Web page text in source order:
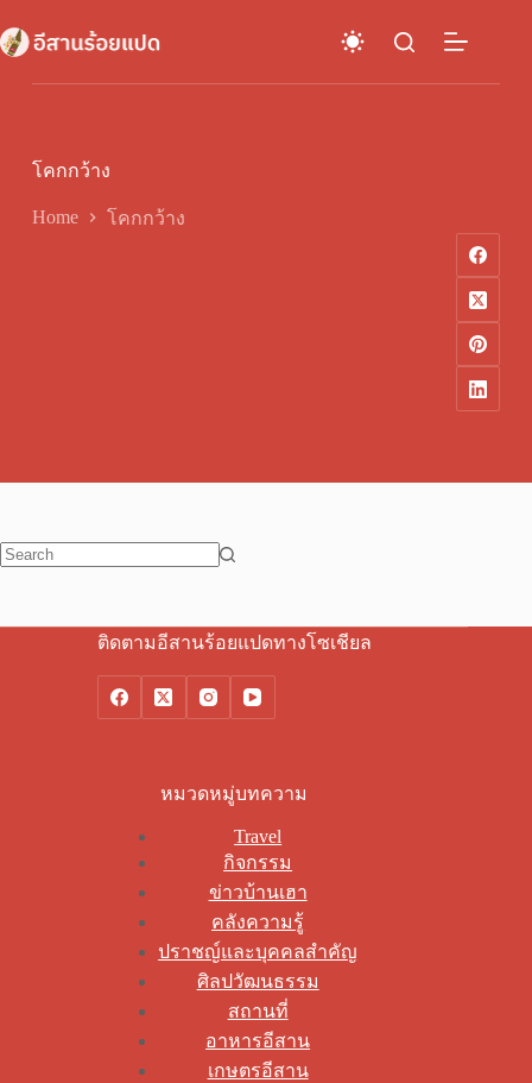
to
content
โคกกว้าง
Home โคกกว้าง
ติดตามอีสานร้อยแปดทางโซเชียล
หมวดหมู่บทความ
Travel
กิจกรรม
ข่าวบ้านเฮา
คลังความรู้
ปราชญ์และบุคคลสำคัญ
ศิลปวัฒนธรรม
สถานที่
อาหารอีสาน
เกษตรอีสาน